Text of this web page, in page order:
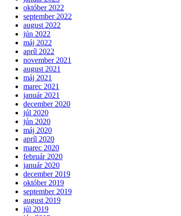
október 2022
september 2022
august 2022
jún 2022
máj 2022
apríl 2022
november 2021
august 2021
máj 2021
marec 2021
január 2021
december 2020
júl 2020
jún 2020
máj 2020
apríl 2020
marec 2020
február 2020
január 2020
december 2019
október 2019
september 2019
august 2019
júl 2019